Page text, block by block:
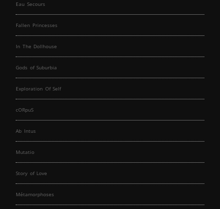
Eau Secours
Fallen Princesses
In The Dollhouse
Gods of Suburbia
Exploration Of Self
cORpuS
Ab Intus
Mutatio
Story of Love
Métamorphoses